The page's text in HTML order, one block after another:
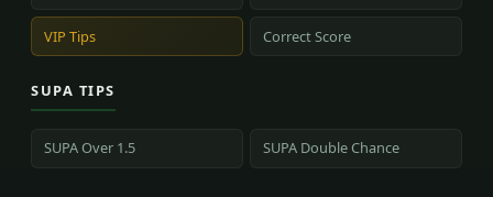
VIP Tips Correct Score
SUPA TIPS
SUPA Over 1.5 SUPA Double Chance